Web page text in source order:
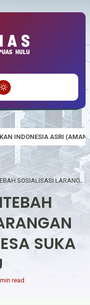
SEHAT, RESIK DAN
POLSEK MENTEBAH SOSIALISASI LARANGAN KARHUTLA DI DESA SUKA MAJU
SUKA
read